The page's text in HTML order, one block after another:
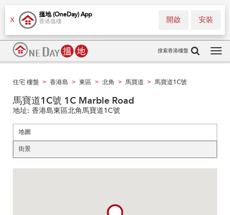
X
搵地 (OneDay) App
香港搵樓 安裝
開啟
搜索香港樓盤
住宅 樓盤 > 香港島 > 東區 > 北角 > 馬寶道 > 馬寶道1C號
馬寶道1C號 1C Marble Road
地址: 香港島東區北角馬寶道1C號
地圖
街景